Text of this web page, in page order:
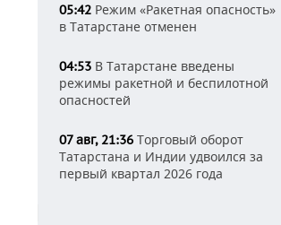
05:42 Режим «Ракетная опасность»
в Татарстане отменен
04:53 В Татарстане введены
режимы ракетной и беспилотной
опасностей
07 авг, 21:36 Торговый оборот
Татарстана и Индии удвоился за
первый квартал 2026 года